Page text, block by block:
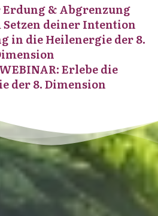
& Abgrenzung
deiner Intention
in die Heilenergie der 8.
Erlebe die
der 8. Dimension